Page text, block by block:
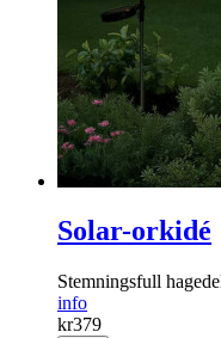
Solar-orkidé
Stemningsfull
info
kr379